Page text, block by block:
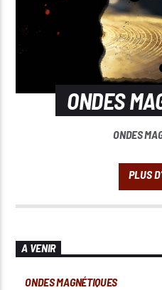
ONDES
ONDES
A VENIR
ONDES MAGNÉTIQUES